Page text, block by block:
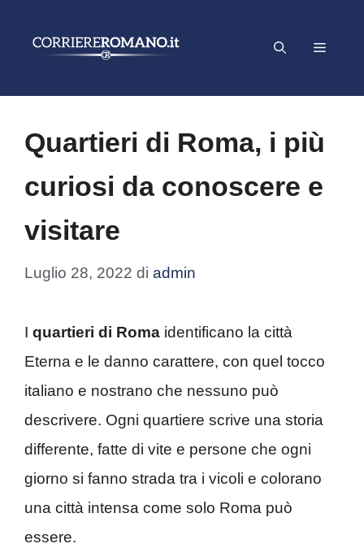
Menu
Quartieri di Roma, i più
curiosi da conoscere e
visitare
Luglio 28, 2022 di admin
I quartieri di Roma identificano la città
Eterna e le danno carattere, con quel tocco
italiano e nostrano che nessuno può
descrivere. Ogni quartiere scrive una storia
differente, fatte di vite e persone che ogni
giorno si fanno strada tra i vicoli e colorano
una città intensa come solo Roma può
essere.